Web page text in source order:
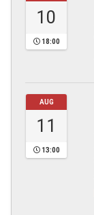
10
18:00
AUG
11
13:00